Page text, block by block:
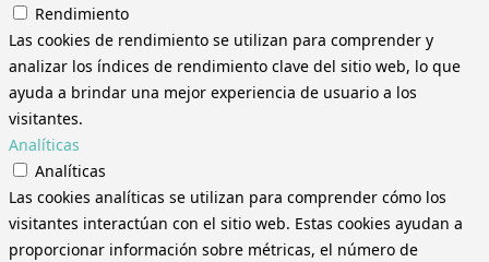
Rendimiento
Las cookies de rendimiento se utilizan para comprender y
analizar los índices de rendimiento clave del sitio web, lo que
ayuda a brindar una mejor experiencia de usuario a los
visitantes.
Analíticas
Analíticas
Las cookies analíticas se utilizan para comprender cómo los
visitantes interactúan con el sitio web. Estas cookies ayudan a
proporcionar información sobre métricas, el número de